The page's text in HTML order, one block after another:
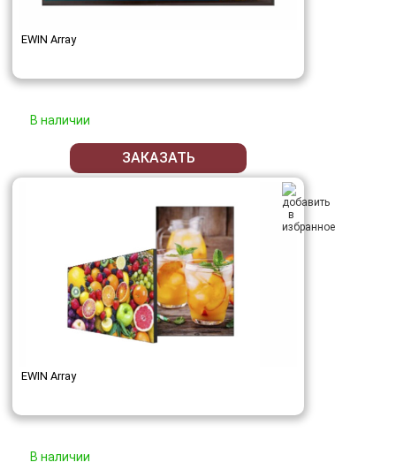
EWIN Array
В наличии
ЗАКАЗАТЬ
EWIN Array
В наличии